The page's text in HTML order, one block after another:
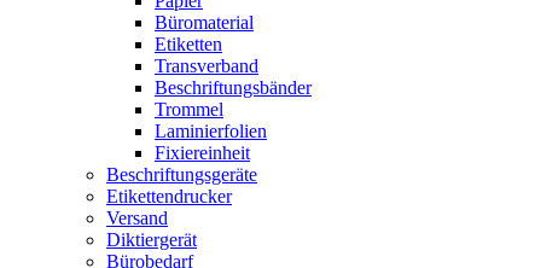
Büromaterial
Etiketten
Transverband
Beschriftungsbänder
Trommel
Laminierfolien
Fixiereinheit
Beschriftungsgeräte
Etikettendrucker
Versand
Diktiergerät
Bürobedarf